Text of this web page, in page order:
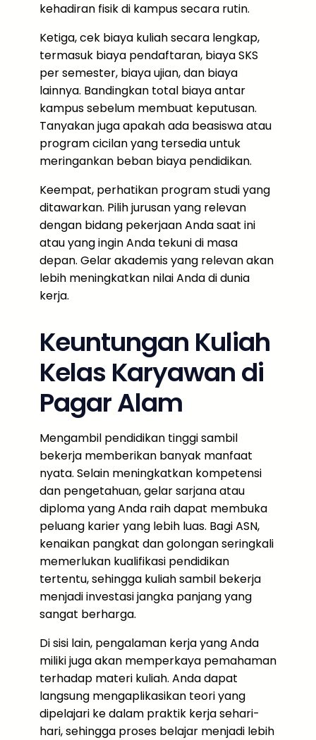
kehadiran fisik di kampus secara rutin.
Ketiga, cek biaya kuliah secara lengkap,
termasuk biaya pendaftaran, biaya SKS
per semester, biaya ujian, dan biaya
lainnya. Bandingkan total biaya antar
kampus sebelum membuat keputusan.
Tanyakan juga apakah ada beasiswa atau
program cicilan yang tersedia untuk
meringankan beban biaya pendidikan.
Keempat, perhatikan program studi yang
ditawarkan. Pilih jurusan yang relevan
dengan bidang pekerjaan Anda saat ini
atau yang ingin Anda tekuni di masa
depan. Gelar akademis yang relevan akan
lebih meningkatkan nilai Anda di dunia
kerja.
Keuntungan Kuliah
Kelas Karyawan di
Pagar Alam
Mengambil pendidikan tinggi sambil
bekerja memberikan banyak manfaat
nyata. Selain meningkatkan kompetensi
dan pengetahuan, gelar sarjana atau
diploma yang Anda raih dapat membuka
peluang karier yang lebih luas. Bagi ASN,
kenaikan pangkat dan golongan seringkali
memerlukan kualifikasi pendidikan
tertentu, sehingga kuliah sambil bekerja
menjadi investasi jangka panjang yang
sangat berharga.
Di sisi lain, pengalaman kerja yang Anda
miliki juga akan memperkaya pemahaman
terhadap materi kuliah. Anda dapat
langsung mengaplikasikan teori yang
dipelajari ke dalam praktik kerja sehari-
hari, sehingga proses belajar menjadi lebih